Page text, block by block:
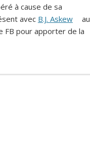
à cause de sa
avec B.J. Askew
au
FB pour apporter de la